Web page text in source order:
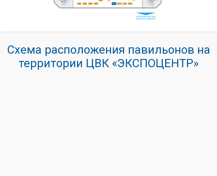
Схема расположения павильонов на
территории ЦВК «ЭКСПОЦЕНТР»